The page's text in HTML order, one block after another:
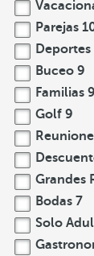
Parejas
Buceo 9
Familias 9
Golf 9
Grandes
Bodas 7
Solo